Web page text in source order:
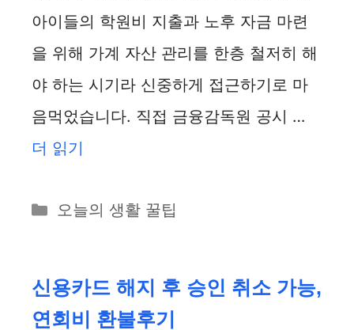
아이들의 학원비 지출과 노후 자금 마련
을 위해 가계 자산 관리를 한층 철저히 해
야 하는 시기라 신중하게 접근하기로 마
음먹었습니다. 직접 금융감독원 공시 …
더 읽기
카
리
오늘의 생활 꿀팁
신용카드 해지 후 승인 취소 가능,
연회비 환불후기